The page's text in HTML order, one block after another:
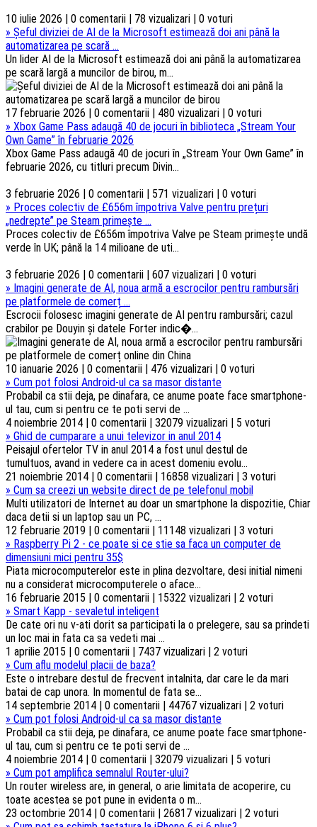
10 iulie 2026 | 0 comentarii | 78 vizualizari | 0 voturi
» Șeful diviziei de AI de la Microsoft estimează doi ani până la
automatizarea pe scară ...
Un lider AI de la Microsoft estimează doi ani până la automatizarea
pe scară largă a muncilor de birou, m...
17 februarie 2026 | 0 comentarii | 480 vizualizari | 0 voturi
» Xbox Game Pass adaugă 40 de jocuri în biblioteca „Stream Your
Own Game” în februarie 2026
Xbox Game Pass adaugă 40 de jocuri în „Stream Your Own Game” în
februarie 2026, cu titluri precum Divin...
3 februarie 2026 | 0 comentarii | 571 vizualizari | 0 voturi
» Proces colectiv de £656m împotriva Valve pentru prețuri
„nedrepte” pe Steam primește ...
Proces colectiv de £656m împotriva Valve pe Steam primește undă
verde în UK; până la 14 milioane de uti...
3 februarie 2026 | 0 comentarii | 607 vizualizari | 0 voturi
» Imagini generate de AI, noua armă a escrocilor pentru rambursări
pe platformele de comerț ...
Escrocii folosesc imagini generate de AI pentru rambursări; cazul
crabilor pe Douyin și datele Forter indic�...
10 ianuarie 2026 | 0 comentarii | 476 vizualizari | 0 voturi
» Cum pot folosi Android-ul ca sa masor distante
Probabil ca stii deja, pe dinafara, ce anume poate face smartphone-
ul tau, cum si pentru ce te poti servi de ...
4 noiembrie 2014 | 0 comentarii | 32079 vizualizari | 5 voturi
» Ghid de cumparare a unui televizor in anul 2014
Peisajul ofertelor TV in anul 2014 a fost unul destul de
tumultuos, avand in vedere ca in acest domeniu evolu...
21 noiembrie 2014 | 0 comentarii | 16858 vizualizari | 3 voturi
» Cum sa creezi un website direct de pe telefonul mobil
Multi utilizatori de Internet au doar un smartphone la dispozitie, Chiar
daca detii si un laptop sau un PC, ...
12 februarie 2019 | 0 comentarii | 11148 vizualizari | 3 voturi
» Raspberry Pi 2 - ce poate si ce stie sa faca un computer de
dimensiuni mici pentru 35$
Piata microcomputerelor este in plina dezvoltare, desi initial nimeni
nu a considerat microcomputerele o aface...
16 februarie 2015 | 0 comentarii | 15322 vizualizari | 2 voturi
» Smart Kapp - sevaletul inteligent
De cate ori nu v-ati dorit sa participati la o prelegere, sau sa prindeti
un loc mai in fata ca sa vedeti mai ...
1 aprilie 2015 | 0 comentarii | 7437 vizualizari | 2 voturi
» Cum aflu modelul placii de baza?
Este o intrebare destul de frecvent intalnita, dar care le da mari
batai de cap unora. In momentul de fata se...
14 septembrie 2014 | 0 comentarii | 44767 vizualizari | 2 voturi
» Cum pot folosi Android-ul ca sa masor distante
Probabil ca stii deja, pe dinafara, ce anume poate face smartphone-
ul tau, cum si pentru ce te poti servi de ...
4 noiembrie 2014 | 0 comentarii | 32079 vizualizari | 5 voturi
» Cum pot amplifica semnalul Router-ului?
Un router wireless are, in general, o arie limitata de acoperire, cu
toate acestea se pot pune in evidenta o m...
23 octombrie 2014 | 0 comentarii | 26817 vizualizari | 2 voturi